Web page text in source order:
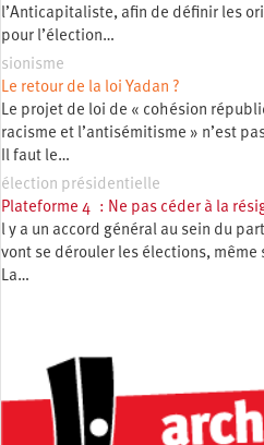
l’Anticapitaliste, afin de définir les
pour l’élection…
sionisme
Le retour de la loi Yadan ?
Le projet de loi de « cohésion
racisme et l’antisémitisme » n’est
Il faut le…
élection présidentielle
Plateforme 4 : Ne pas céder à la
l y a un accord général au sein du
vont se dérouler les élections, même
La…